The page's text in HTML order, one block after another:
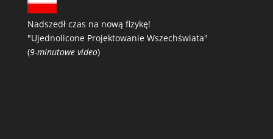
Nadszedł czas na nową fizykę!
"Ujednolicone Projektowanie Wszechświata"
(9-minutowe video)